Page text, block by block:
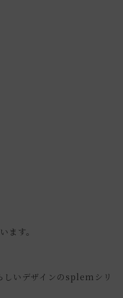
ます。
いデザインのsplemシリ